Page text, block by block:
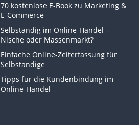
70 kostenlose E-Book zu Marketing &
E-Commerce
Selbständig im Online-Handel –
Nische oder Massenmarkt?
Einfache Online-Zeiterfassung für
Selbständige
Tipps für die Kundenbindung im
Online-Handel